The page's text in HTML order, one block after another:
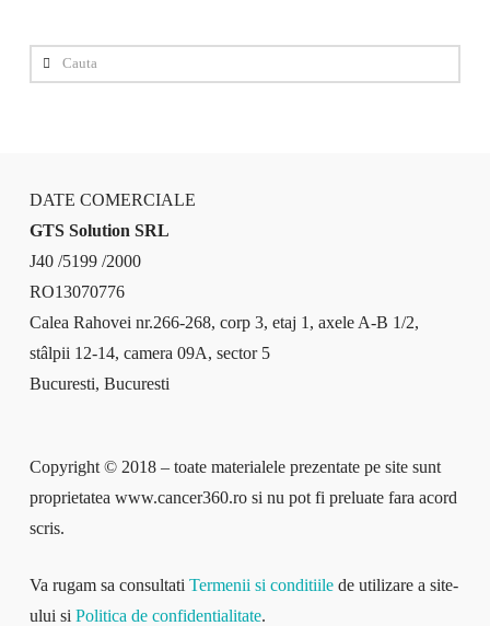
Cauta
DATE COMERCIALE
GTS Solution SRL
J40 /5199 /2000
RO13070776
Calea Rahovei nr.266-268, corp 3, etaj 1, axele A-B 1/2,
stâlpii 12-14, camera 09A, sector 5
Bucuresti, Bucuresti
Copyright © 2018 – toate materialele prezentate pe site sunt
proprietatea www.cancer360.ro si nu pot fi preluate fara acord
scris.
Va rugam sa consultati Termenii si conditiilede utilizare a site-
ului si Politica de confidentialitate.